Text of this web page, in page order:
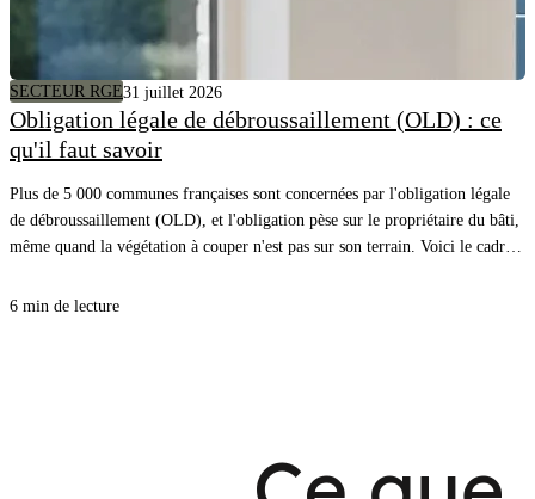
SECTEUR RGE31 juillet 2026
Obligation légale de débroussaillement (OLD) : ce
qu'il faut savoir
Plus de 5 000 communes françaises sont concernées par l'obligation légale
de débroussaillement (OLD), et l'obligation pèse sur le propriétaire du bâti,
même quand la végétation à couper n'est pas sur son terrain. Voici le cadre,
autour de chez vous.
6 min de lecture